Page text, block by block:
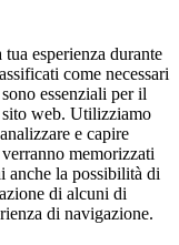
esperienza durante
come necessari
essenziali per il
web. Utilizziamo
e capire
memorizzati
anche la possibilità di
di alcuni di
di navigazione.